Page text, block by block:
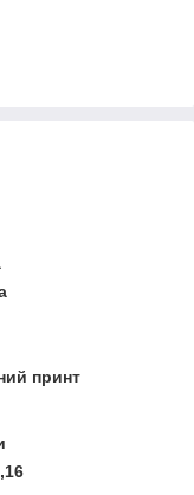
принт